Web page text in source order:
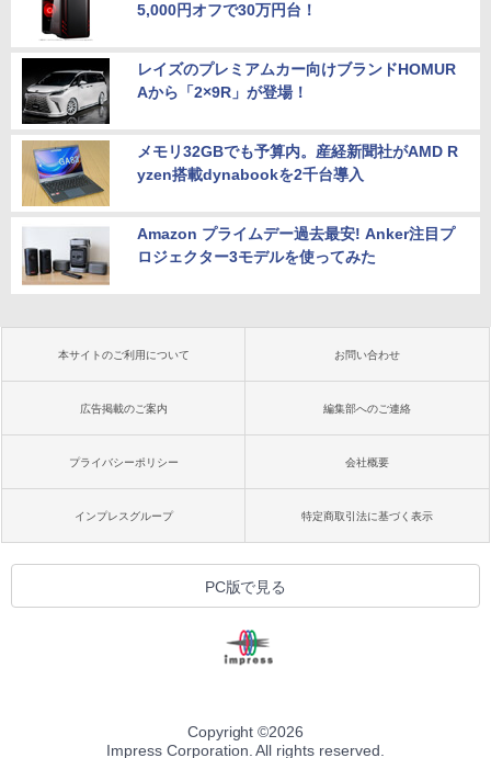
5,000円オフで30万円台！
レイズのプレミアムカー向けブランドHOMUR
Aから「2×9R」が登場！
メモリ32GBでも予算内。産経新聞社がAMD R
yzen搭載dynabookを2千台導入
Amazon プライムデー過去最安! Anker注目プ
ロジェクター3モデルを使ってみた
本サイトのご利用について お問い合わせ
広告掲載のご案内 編集部へのご連絡
プライバシーポリシー 会社概要
インプレスグループ 特定商取引法に基づく表示
PC版で見る
Copyright ©2026
Impress Corporation. All rights reserved.